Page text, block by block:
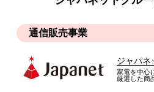
通信販売事業
ジャパネ
家電を中心
厳選した商